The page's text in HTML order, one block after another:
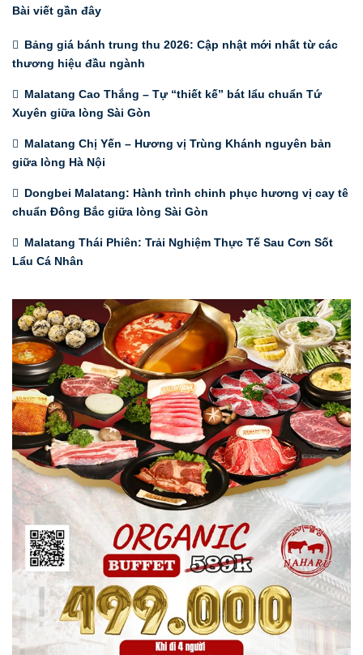
Bài viết gần đây
Bảng giá bánh trung thu 2026: Cập nhật mới nhất từ các
thương hiệu đầu ngành
Malatang Cao Thắng – Tự “thiết kế” bát lẩu chuẩn Tứ
Xuyên giữa lòng Sài Gòn
Malatang Chị Yến – Hương vị Trùng Khánh nguyên bản
giữa lòng Hà Nội
Dongbei Malatang: Hành trình chinh phục hương vị cay tê
chuẩn Đông Bắc giữa lòng Sài Gòn
Malatang Thái Phiên: Trải Nghiệm Thực Tế Sau Cơn Sốt
Lẩu Cá Nhân